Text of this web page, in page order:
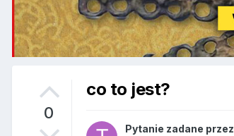
0
co to jest?
Pytanie zadane przez